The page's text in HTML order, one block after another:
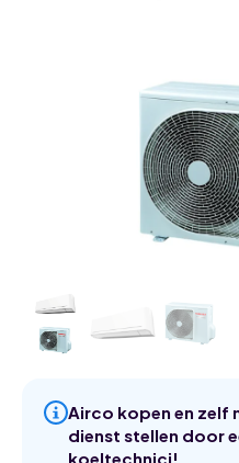
Airco kopen en zelf
dienst stellen door
koeltechnici!